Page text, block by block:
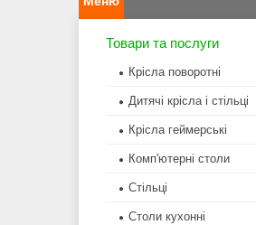
Товари та послуги
Крісла поворотні
Дитячі крісла і стільці
Крісла геймерські
Комп'ютерні столи
Стільці
Столи кухонні